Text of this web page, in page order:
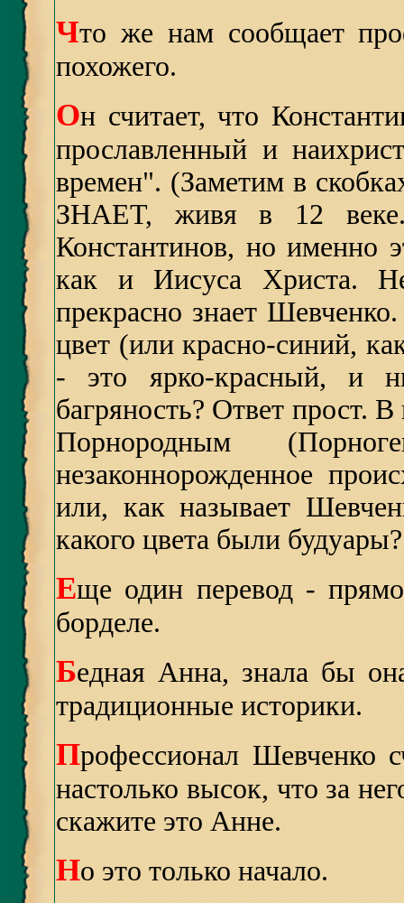
Что же нам сообщает
похожего.
Он считает, что
прославленный и
времен". (Заметим в
ЗНАЕТ, живя в 12 веке.
Константинов, но именно
как и Иисуса Христа.
прекрасно знает
цвет (или красно-синий,
- это ярко-красный, и
багряность? Ответ прост.
Порнородным
незаконнорожденное
или, как называет
какого цвета были
Еще один перевод -
борделе.
Бедная Анна, знала бы
традиционные историки.
Профессионал Шевченко
настолько высок, что за
скажите это Анне.
Но это только начало.